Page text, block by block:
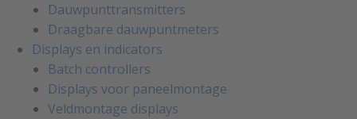
Dauwpunttransmitters
Draagbare dauwpuntmeters
Displays en indicators
Batch controllers
Displays voor paneelmontage
Veldmontage displays